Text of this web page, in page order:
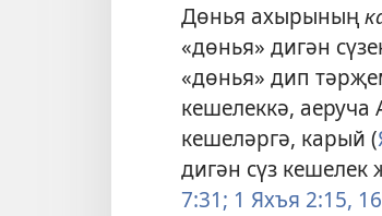
Дөнья ахырының
«дөнья» дигән
«дөнья» дип
кешелеккә,
кешеләргә, карый (
дигән сүз
7:31; 1 Яхъя 2:15, 16